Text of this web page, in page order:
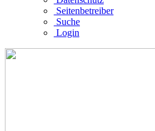
Seitenbetreiber
Suche
Login